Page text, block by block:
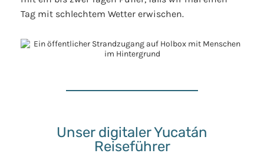
Tag mit schlechtem Wetter erwischen.
Unser digitaler Yucatán
Reiseführer